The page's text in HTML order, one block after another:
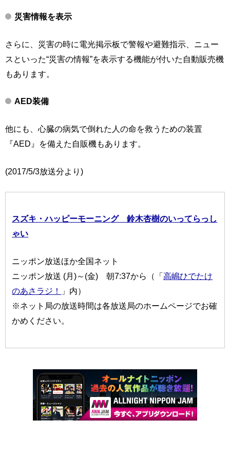
災害情報を表示
さらに、災害の時に電光掲示板で警報や避難指示、ニュー
スといった“災害の情報”を表示する機能が付いた自動販売機
もあります。
AED装備
他にも、心臓の病気で倒れた人の命を救うための装置
『AED』を備えた自販機もあります。
(2017/5/3放送分より)
スズキ・ハッピーモーニング 鈴木杏樹のいってらっし
ゃい
ニッポン放送ほか全国ネット
ニッポン放送 (月)～(金) 朝7:37から（「高嶋ひでたけ
のあさラジ！
」内）
※ネット局の放送時間は各放送局のホームページでお確
かめください。